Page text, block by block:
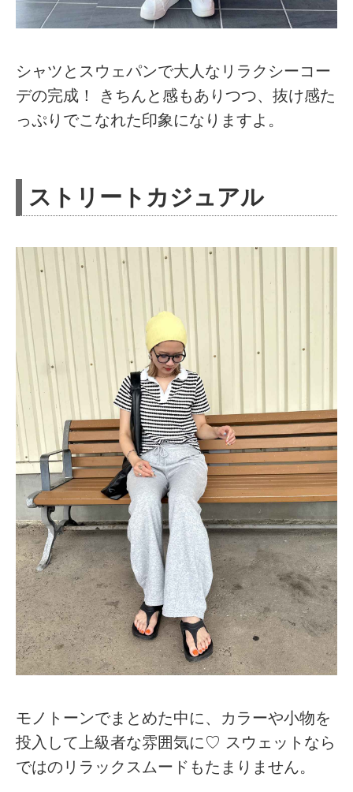
シャツとスウェパンで大人なリラクシーコー
デの完成！ きちんと感もありつつ、抜け感た
っぷりでこなれた印象になりますよ。
ストリートカジュアル
モノトーンでまとめた中に、カラーや小物を
投入して上級者な雰囲気に♡ スウェットなら
ではのリラックスムードもたまりません。